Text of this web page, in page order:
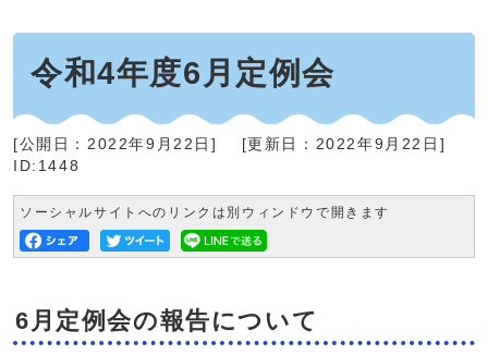
令和4年度6月定例会
[公開日： 2022年9月22日 ] [更新日： 2022年9月22日 ]
ID:1448
ソーシャルサイトへのリンクは別ウィンドウで開きます
6月定例会の報告について